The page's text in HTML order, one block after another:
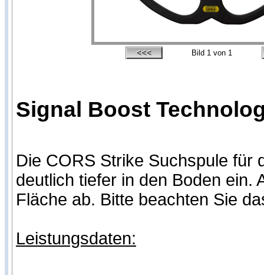
Bild 1 von 1
Signal Boost
Die CORS Strike Suchspule für
deutlich tiefer in den Boden ein.
Fläche ab. Bitte beachten Sie
Leistungsdaten: